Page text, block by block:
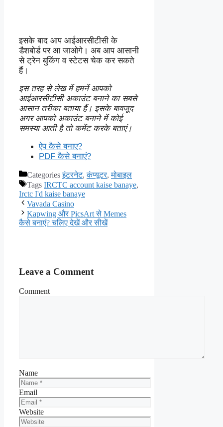
इसके बाद आप आईआरसीटीसी के
डैशबोर्ड पर आ जाओगे। अब आप आसानी
से ट्रेन बुकिंग व स्टेटस चेक कर सकते
हैं।
इस तरह से लेख में हमनें आपको
आईआरसीटीसी अकाउंट बनाने का सबसे
आसान तरीका बताया हैं। इसके बावजूद
अगर आपको अकाउंट बनाने में कोई
समस्या आती है तो कमेंट करके बताएं।
ऐप कैसे बनाए?
PDF कैसे बनाएं?
Categoriesइंटरनेट,कंप्यूटर,मोबाइल
Tags IRCTC account kaise banaye,
Irctc I'd kaise banaye
Vavada Casino
Kapwing और PicsArt से Memes
कैसे बनाएं? चलिए देखें और सीखें
Leave a Comment
Comment
Name
Email
Website